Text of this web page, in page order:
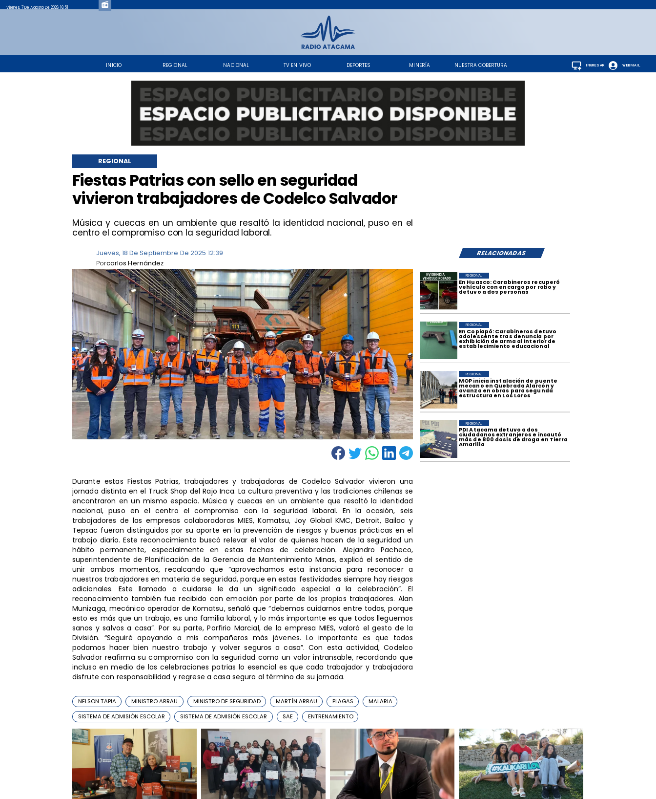
INICIO REGIONAL NACIONAL TV EN VIVO DEPORTES MINERÍA NUESTRA COBERTURA
Viernes, 7 De Agosto De 2026 16:51
WEBMAIL
INGRESAR
Fiestas Patrias con sello en seguridad
vivieron trabajadores de Codelco Salvador
Música y cuecas en un ambiente que resaltó la identidad nacional, puso en el
centro el compromiso con la seguridad laboral.
REGIONAL
RELACIONADAS
Jueves, 18 De Septiembre De 2025 12:39
carlos Hernández
Por
​En Huasco: Carabineros recuperó
vehículo con encargo por robo y
detuvo a dos personas
REGIONAL
​En Copiapó: Carabineros detuvo
adolescente tras denuncia por
exhibición de arma al interior de
establecimiento educacional
REGIONAL
​MOP inicia instalación de puente
mecano en Quebrada Alarcón y
avanza en obras para segunda
estructura en Los Loros
REGIONAL
​PDI Atacama detuvo a dos
ciudadanos extranjeros e incautó
más de 800 dosis de droga en Tierra
Amarilla
REGIONAL
Durante estas Fiestas Patrias, trabajadores y trabajadoras de Codelco Salvador vivieron una
jornada distinta en el Truck Shop del Rajo Inca. La cultura preventiva y las tradiciones chilenas se
encontraron en un mismo espacio. Música y cuecas en un ambiente que resaltó la identidad
nacional, puso en el centro el compromiso con la seguridad laboral. En la ocasión, seis
trabajadores de las empresas colaboradoras MIES, Komatsu, Joy Global KMC, Detroit, Bailac y
Tepsac fueron distinguidos por su aporte en la prevención de riesgos y buenas prácticas en el
trabajo diario. Este reconocimiento buscó relevar el valor de quienes hacen de la seguridad un
hábito permanente, especialmente en estas fechas de celebración. Alejandro Pacheco,
superintendente de Planificación de la Gerencia de Mantenimiento Minas, explicó el sentido de
unir ambos momentos, recalcando que “aprovechamos esta instancia para reconocer a
nuestros trabajadores en materia de seguridad, porque en estas festividades siempre hay riesgos
adicionales. Este llamado a cuidarse le da un significado especial a la celebración”. El
reconocimiento también fue recibido con emoción por parte de los propios trabajadores. Alan
Munizaga, mecánico operador de Komatsu, señaló que “debemos cuidarnos entre todos, porque
esto es más que un trabajo, es una familia laboral, y lo más importante es que todos lleguemos
sanos y salvos a casa”. Por su parte, Porfirio Marcial, de la empresa MIES, valoró el gesto de la
División. “Seguiré apoyando a mis compañeros más jóvenes. Lo importante es que todos
podamos hacer bien nuestro trabajo y volver seguros a casa”. Con esta actividad, Codelco
Salvador reafirma su compromiso con la seguridad como un valor intransable, recordando que
incluso en medio de las celebraciones patrias lo esencial es que cada trabajador y trabajadora
disfrute con responsabilidad y regrese a casa seguro al término de su jornada.
NELSON TAPIA MINISTRO ARRAU MINISTRO DE SEGURIDAD MARTÍN ARRAU PLAGAS
MALARIA
SISTEMA DE ADMISIÓN ESCOLAR
SISTEMA DE ADMISIÓN ESCOLAR SAE ENTRENAMIENTO